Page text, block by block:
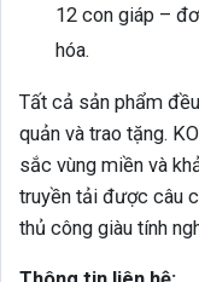
12 con giáp –
hóa.
Tất cả sản phẩm
quản và trao tặng.
sắc vùng miền và
truyền tải được câu
thủ công giàu tính